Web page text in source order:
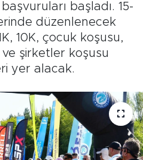
başladı. 15-
düzenlenecek
10K, çocuk koşusu,
şirketler koşusu
yer alacak.